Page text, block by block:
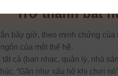
Trở thành bất
bây giờ, theo minh chứng
của một thế hệ.
cả (ban nhạc, quản lý, nhà
“Gần như xấu hổ khi chơi